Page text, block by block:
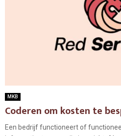
MKB
Coderen om kosten te
Een bedrijf functioneert of